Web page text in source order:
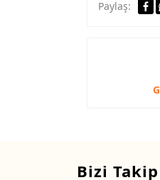
Paylaş:
Bizi